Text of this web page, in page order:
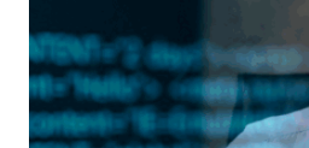
CYBERCRIME